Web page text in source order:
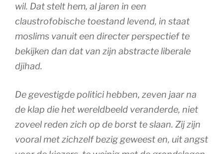
wil. Dat stelt hem, al jaren in een
claustrofobische toestand levend, in staat
moslims vanuit een directer perspectief te
bekijken dan dat van zijn abstracte liberale
djihad.
De gevestigde politici hebben, zeven jaar na
de klap die het wereldbeeld veranderde, niet
zoveel reden zich op de borst te slaan. Zij zijn
vooral met zichzelf bezig geweest en, uit angst